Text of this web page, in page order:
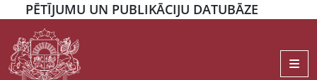
PĒTĪJUMU UN PUBLIKĀCIJU DATUBĀZE